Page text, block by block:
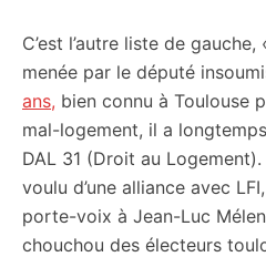
C’est l’autre liste de
menée par le député
ans, bien connu à Toulouse
mal-logement, il a
DAL 31 (Droit au Logement).
voulu d’une alliance avec
porte-voix à Jean-Luc
chouchou des électeurs